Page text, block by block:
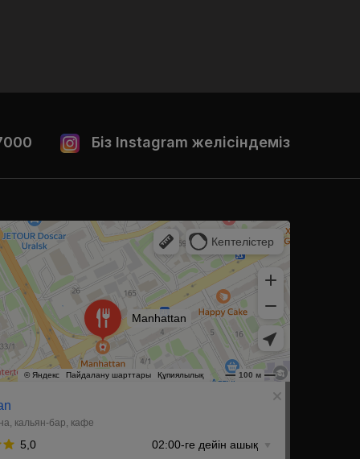
Біз Instagram желісіндеміз